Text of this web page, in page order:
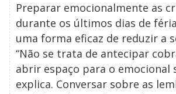
Preparar emocionalmente as
durante os últimos dias de
uma forma eficaz de reduzir a
“Não se trata de antecipar
abrir espaço para o emocional
explica. Conversar sobre as